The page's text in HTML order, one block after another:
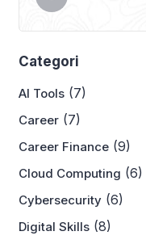
Categori
AI Tools (7)
Career (7)
Career Finance (9)
Cloud Computing (6)
Cybersecurity (6)
Digital Skills (8)